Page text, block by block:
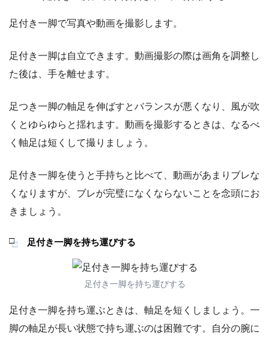
足付き一脚で写真や動画を撮影します。
足付き一脚は自立できます。動画撮影の際は画角を調整し
た後は、手を離せます。
足つき一脚の軸足を伸ばすとバランスが悪くなり、風が吹
くとゆらゆらと揺れます。動画を撮影するときは、なるべ
く軸足は短くして撮りましょう。
足付き一脚を使うと手持ちと比べて、動画があまりブレな
くなりますが、ブレが完璧になくならないことを念頭にお
きましょう。
足付き一脚を持ち運びする
足付き一脚を持ち運びする
足付き一脚を持ち運ぶときは、軸足を短くしましょう。一
脚の軸足が長い状態で持ち運ぶのは困難です。自分の腕に